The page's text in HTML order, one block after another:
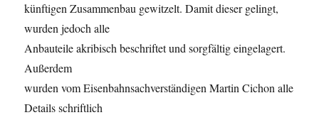
künftigen Zusammenbau gewitzelt. Damit dieser gelingt,
wurden jedoch alle
Anbauteile akribisch beschriftet und sorgfältig eingelagert.
Außerdem
wurden vom Eisenbahnsachverständigen Martin Cichon alle
Details schriftlich